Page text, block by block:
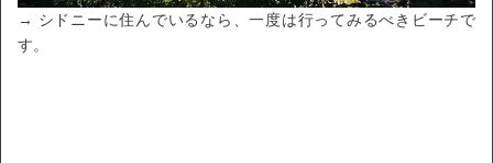
→ シドニーに住んでいるなら、一度は行ってみるべきビーチで
す。